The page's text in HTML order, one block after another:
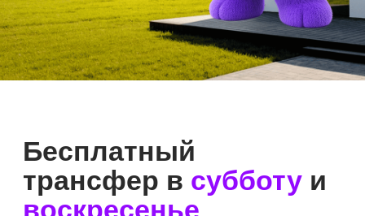
Трансфер на 9.08
Экскурсии по
От коттеджа
до загородной
квартиры